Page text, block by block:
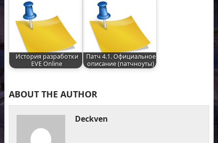
История разработки
EVE Online
Патч 4.1. Официальное
описание (патчноуты)
ABOUT THE AUTHOR
Deckven